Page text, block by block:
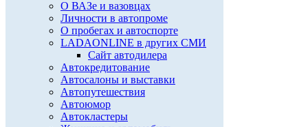
О ВАЗе и вазовцах
Личности в автопроме
О пробегах и автоспорте
LADAONLINE в других СМИ
Сайт автодилера
Автокредитование
Автосалоны и выставки
Автопутешествия
Автоюмор
Автокластеры